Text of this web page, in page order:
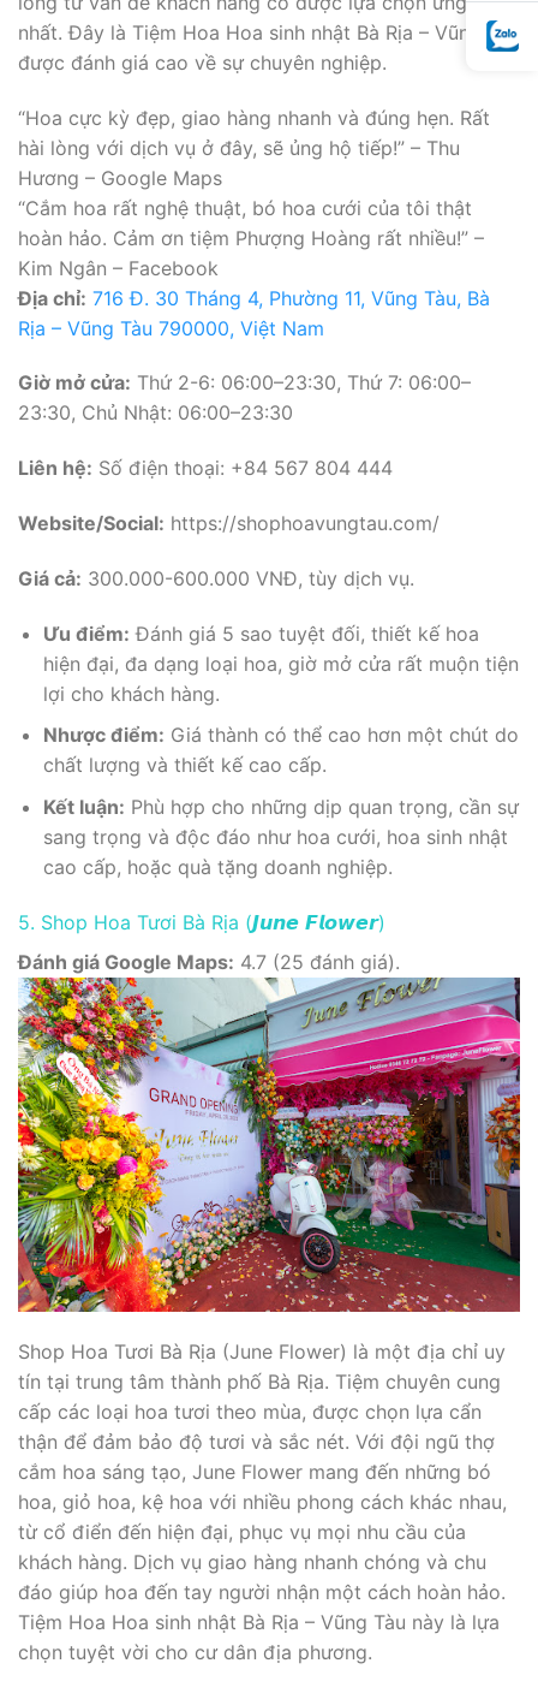
nhất. Đây là Tiệm Hoa Hoa sinh nhật Bà Rịa – Vũng Tàu
được đánh giá cao về sự chuyên nghiệp.
“Hoa cực kỳ đẹp, giao hàng nhanh và đúng hẹn. Rất
hài lòng với dịch vụ ở đây, sẽ ủng hộ tiếp!” – Thu
Hương – Google Maps
“Cắm hoa rất nghệ thuật, bó hoa cưới của tôi thật
hoàn hảo. Cảm ơn tiệm Phượng Hoàng rất nhiều!” –
Kim Ngân – Facebook
Địa chỉ: 716 Đ. 30 Tháng 4, Phường 11, Vũng Tàu, Bà
Rịa – Vũng Tàu 790000, Việt Nam
Giờ mở cửa: Thứ 2-6: 06:00–23:30, Thứ 7: 06:00–
23:30, Chủ Nhật: 06:00–23:30
Liên hệ: Số điện thoại: +84 567 804 444
Website/Social: https://shophoavungtau.com/
Giá cả: 300.000-600.000 VNĐ, tùy dịch vụ.
Ưu điểm: Đánh giá 5 sao tuyệt đối, thiết kế hoa
hiện đại, đa dạng loại hoa, giờ mở cửa rất muộn tiện
lợi cho khách hàng.
Nhược điểm: Giá thành có thể cao hơn một chút do
chất lượng và thiết kế cao cấp.
Kết luận: Phù hợp cho những dịp quan trọng, cần sự
sang trọng và độc đáo như hoa cưới, hoa sinh nhật
cao cấp, hoặc quà tặng doanh nghiệp.
5. Shop Hoa Tươi Bà Rịa (𝙅𝙪𝙣𝙚 𝙁𝙡𝙤𝙬𝙚𝙧)
Đánh giá Google Maps: 4.7 (25 đánh giá).
Shop Hoa Tươi Bà Rịa (June Flower) là một địa chỉ uy
tín tại trung tâm thành phố Bà Rịa. Tiệm chuyên cung
cấp các loại hoa tươi theo mùa, được chọn lựa cẩn
thận để đảm bảo độ tươi và sắc nét. Với đội ngũ thợ
cắm hoa sáng tạo, June Flower mang đến những bó
hoa, giỏ hoa, kệ hoa với nhiều phong cách khác nhau,
từ cổ điển đến hiện đại, phục vụ mọi nhu cầu của
khách hàng. Dịch vụ giao hàng nhanh chóng và chu
đáo giúp hoa đến tay người nhận một cách hoàn hảo.
Tiệm Hoa Hoa sinh nhật Bà Rịa – Vũng Tàu này là lựa
chọn tuyệt vời cho cư dân địa phương.